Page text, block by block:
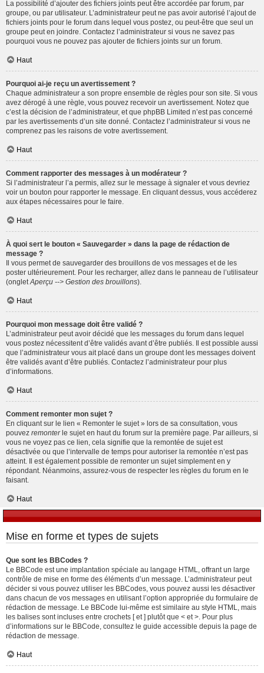
La possibilité d’ajouter des fichiers joints peut être accordée par forum, par
groupe, ou par utilisateur. L’administrateur peut ne pas avoir autorisé l’ajout de
fichiers joints pour le forum dans lequel vous postez, ou peut-être que seul un
groupe peut en joindre. Contactez l’administrateur si vous ne savez pas
pourquoi vous ne pouvez pas ajouter de fichiers joints sur un forum.
Haut
Pourquoi ai-je reçu un avertissement ?
Chaque administrateur a son propre ensemble de règles pour son site. Si vous
avez dérogé à une règle, vous pouvez recevoir un avertissement. Notez que
c’est la décision de l’administrateur, et que phpBB Limited n’est pas concerné
par les avertissements d’un site donné. Contactez l’administrateur si vous ne
comprenez pas les raisons de votre avertissement.
Haut
Comment rapporter des messages à un modérateur ?
Si l’administrateur l’a permis, allez sur le message à signaler et vous devriez
voir un bouton pour rapporter le message. En cliquant dessus, vous accéderez
aux étapes nécessaires pour le faire.
Haut
À quoi sert le bouton « Sauvegarder » dans la page de rédaction de
message ?
Il vous permet de sauvegarder des brouillons de vos messages et de les
poster ultérieurement. Pour les recharger, allez dans le panneau de l’utilisateur
(onglet Aperçu --> Gestion des brouillons).
Haut
Pourquoi mon message doit être validé ?
L’administrateur peut avoir décidé que les messages du forum dans lequel
vous postez nécessitent d’être validés avant d’être publiés. Il est possible aussi
que l’administrateur vous ait placé dans un groupe dont les messages doivent
être validés avant d’être publiés. Contactez l’administrateur pour plus
d’informations.
Haut
Comment remonter mon sujet ?
En cliquant sur le lien « Remonter le sujet » lors de sa consultation, vous
pouvez remonterle sujet en haut du forum sur la première page. Par ailleurs, si
vous ne voyez pas ce lien, cela signifie que la remontée de sujet est
désactivée ou que l’intervalle de temps pour autoriser la remontée n’est pas
atteint. Il est également possible de remonter un sujet simplement en y
répondant. Néanmoins, assurez-vous de respecter les règles du forum en le
faisant.
Haut
Mise en forme et types de sujets
Que sont les BBCodes ?
Le BBCode est une implantation spéciale au langage HTML, offrant un large
contrôle de mise en forme des éléments d’un message. L’administrateur peut
décider si vous pouvez utiliser les BBCodes, vous pouvez aussi les désactiver
dans chacun de vos messages en utilisant l’option appropriée du formulaire de
rédaction de message. Le BBCode lui-même est similaire au style HTML, mais
les balises sont incluses entre crochets [ et ] plutôt que < et >. Pour plus
d’informations sur le BBCode, consultez le guide accessible depuis la page de
rédaction de message.
Haut